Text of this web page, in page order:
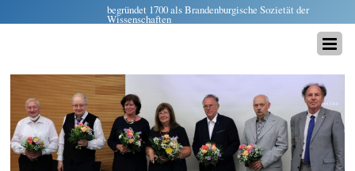
begründet 1700 als Brandenburgische Sozietät der
Wissenschaften